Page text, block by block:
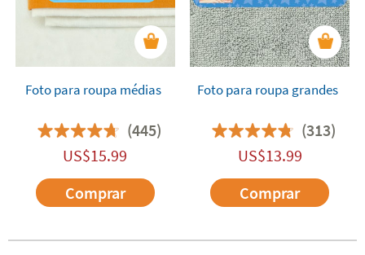
Foto para roupa médias
(445)
US$15.99
Comprar
Foto para roupa grandes
(313)
US$13.99
Comprar